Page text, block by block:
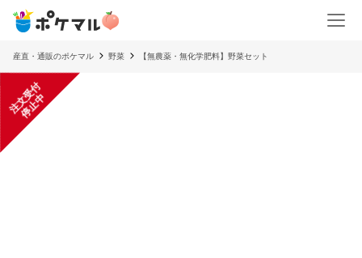
産直・通販のポケマル 野菜 【無農薬・無化学肥料】野菜セット
注
文
受
付
停
止
中